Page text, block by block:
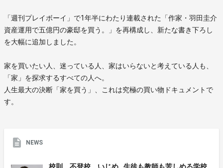
「週刊プレイボーイ」で1年半にわたり連載された「作家・羽田圭介
資産運用で五億円の豪邸を買う。」を再構成し、新たな書き下ろし
を大幅に追加しました。
家を買いたい人、迷っている人、家はいらないと考えている人も、
「家」を探求するすべての人へ。
人生最大の決断「家を買う」、これは究極の買い物ドキュメントで
す。
NEWS
校則、不登校、いじめ…生徒も教師も苦しめる学校